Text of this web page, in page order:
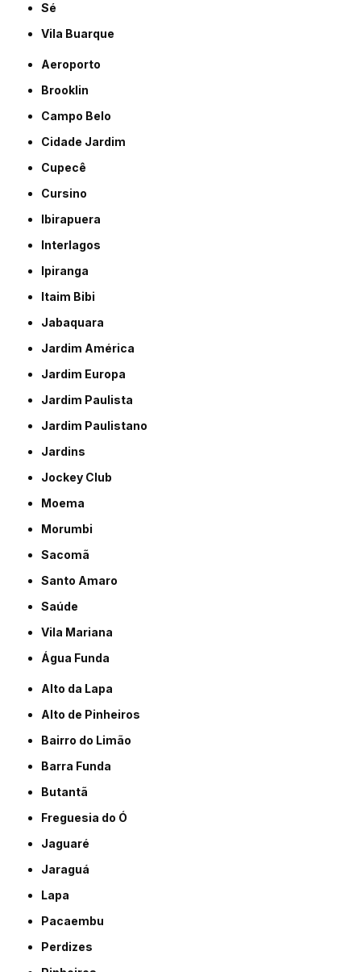
Sé
Vila Buarque
Aeroporto
Brooklin
Campo Belo
Cidade Jardim
Cupecê
Cursino
Ibirapuera
Interlagos
Ipiranga
Itaim Bibi
Jabaquara
Jardim América
Jardim Europa
Jardim Paulista
Jardim Paulistano
Jardins
Jockey Club
Moema
Morumbi
Sacomã
Santo Amaro
Saúde
Vila Mariana
Água Funda
Alto da Lapa
Alto de Pinheiros
Bairro do Limão
Barra Funda
Butantã
Freguesia do Ó
Jaguaré
Jaraguá
Lapa
Pacaembu
Perdizes